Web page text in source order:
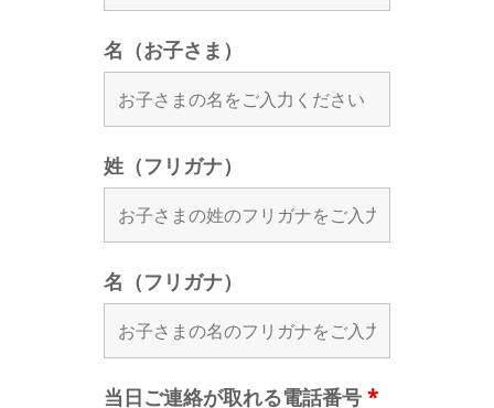
名（お子さま）
姓（フリガナ）
名（フリガナ）
当日ご連絡が取れる電話番号 *